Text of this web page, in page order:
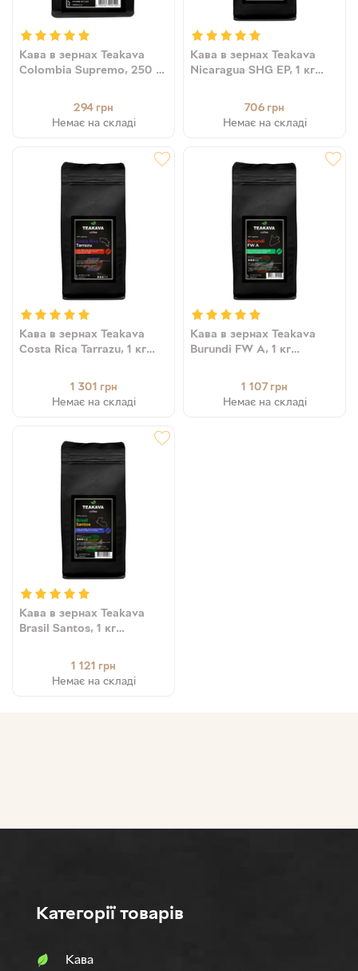
Кава в зернах Teakava
Colombia Supremo, 250 г
294 грн
Немає на складі
Кава в зернах Teakava
Nicaragua SHG EP, 1 кг
706 грн
Немає на складі
Кава в зернах Teakava
Costa Rica Tarrazu, 1 кг
1 301 грн
Немає на складі
Кава в зернах Teakava
Burundi FW A, 1 кг
1 107 грн
Немає на складі
Кава в зернах Teakava
Brasil Santos, 1 кг
1 121 грн
Немає на складі
Категорії товарів
Кава